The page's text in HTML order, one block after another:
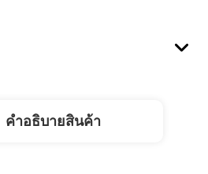
คําอธิบายสินค้า